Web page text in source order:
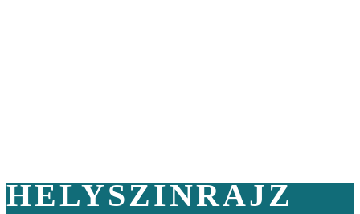
HELYSZÍNRAJZ